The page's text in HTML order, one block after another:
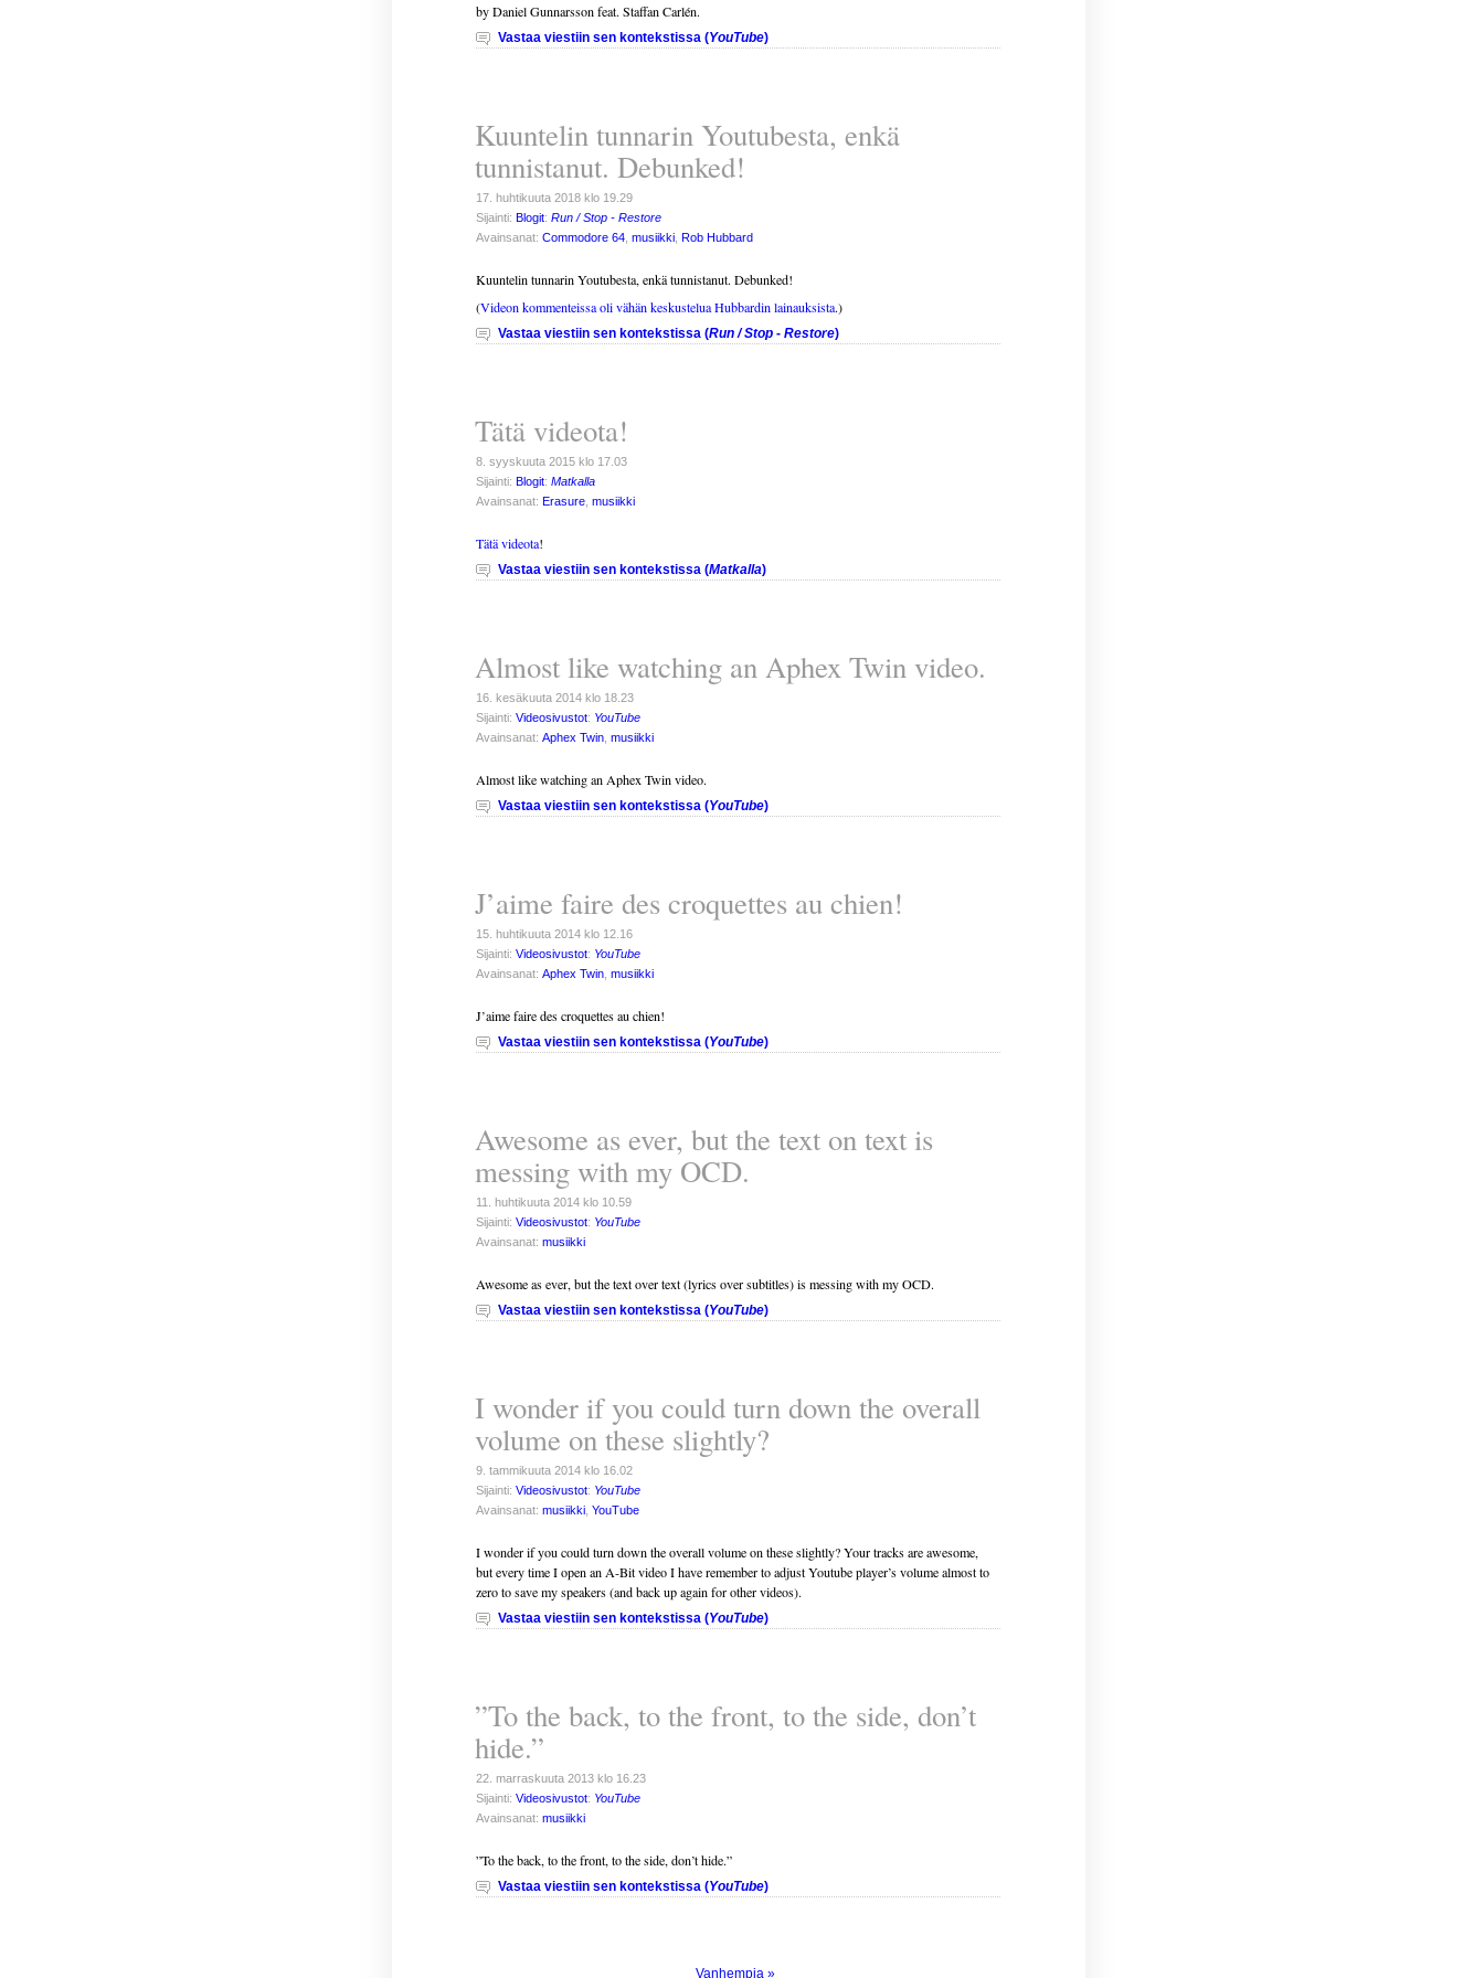
by Daniel Gunnarsson feat. Staffan Carlén.
Vastaa viestiin sen kontekstissa (YouTube)
Kuuntelin tunnarin Youtubesta, enkä
tunnistanut. Debunked!
17. huhtikuuta 2018 klo 19.29
Sijainti: Blogit: Run / Stop - Restore
Avainsanat: Commodore 64, musiikki, Rob Hubbard
Kuuntelin tunnarin Youtubesta, enkä tunnistanut. Debunked!
(Videon kommenteissa oli vähän keskustelua Hubbardin lainauksista.)
Vastaa viestiin sen kontekstissa (Run / Stop - Restore)
Tätä videota!
8. syyskuuta 2015 klo 17.03
Sijainti: Blogit: Matkalla
Avainsanat: Erasure, musiikki
Tätä videota!
Vastaa viestiin sen kontekstissa (Matkalla)
Almost like watching an Aphex Twin video.
16. kesäkuuta 2014 klo 18.23
Sijainti: Videosivustot: YouTube
Avainsanat: Aphex Twin, musiikki
Almost like watching an Aphex Twin video.
Vastaa viestiin sen kontekstissa (YouTube)
J’aime faire des croquettes au chien!
15. huhtikuuta 2014 klo 12.16
Sijainti: Videosivustot: YouTube
Avainsanat: Aphex Twin, musiikki
J’aime faire des croquettes au chien!
Vastaa viestiin sen kontekstissa (YouTube)
Awesome as ever, but the text on text is
messing with my OCD.
11. huhtikuuta 2014 klo 10.59
Sijainti: Videosivustot: YouTube
Avainsanat: musiikki
Awesome as ever, but the text over text (lyrics over subtitles) is messing with my OCD.
Vastaa viestiin sen kontekstissa (YouTube)
I wonder if you could turn down the overall
volume on these slightly?
9. tammikuuta 2014 klo 16.02
Sijainti: Videosivustot: YouTube
Avainsanat: musiikki, YouTube
I wonder if you could turn down the overall volume on these slightly? Your tracks are awesome,
but every time I open an A-Bit video I have remember to adjust Youtube player’s volume almost to
zero to save my speakers (and back up again for other videos).
Vastaa viestiin sen kontekstissa (YouTube)
”To the back, to the front, to the side, don’t
hide.”
22. marraskuuta 2013 klo 16.23
Sijainti: Videosivustot: YouTube
Avainsanat: musiikki
”To the back, to the front, to the side, don’t hide.”
Vastaa viestiin sen kontekstissa (YouTube)
Vanhempia »